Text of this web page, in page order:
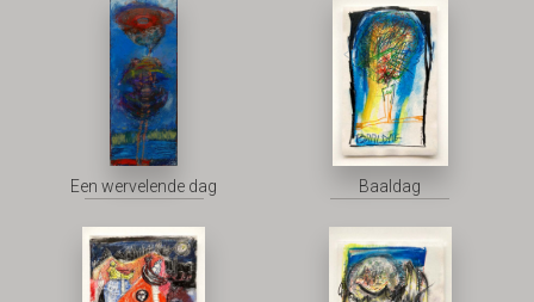
Een wervelende dag Baaldag